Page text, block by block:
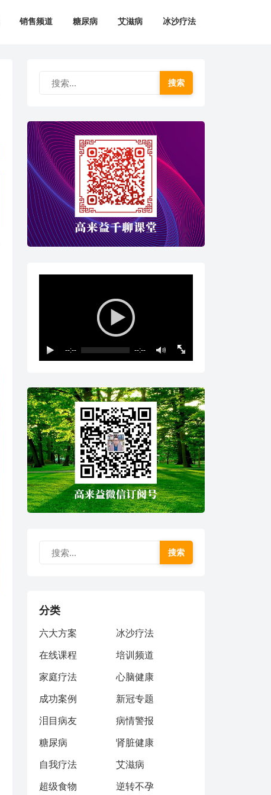
销售频道 糖尿病 艾滋病 冰沙疗法
搜索
--:-- --:--
搜索
分类
六大方案
冰沙疗法
在线课程
培训频道
家庭疗法
心脑健康
成功案例
新冠专题
泪目病友
病情警报
糖尿病
肾脏健康
自我疗法
艾滋病
超级食物
逆转不孕